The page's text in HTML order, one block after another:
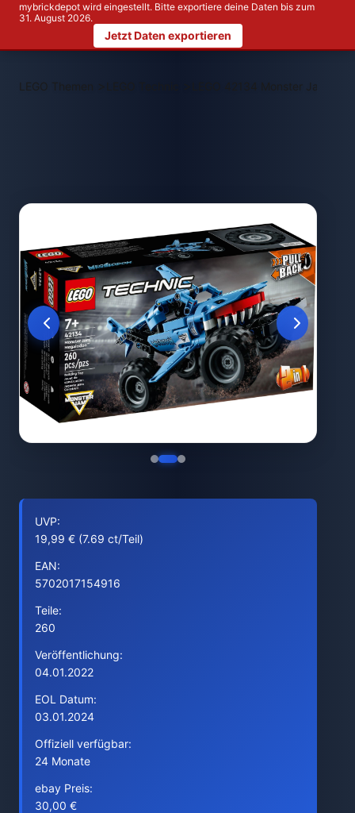
mybrickdepot wird eingestellt. Bitte exportiere deine Daten bis zum
31. August 2026.
Jetzt Daten exportieren
LEGO Themen > LEGO 42134 Monster Jam
UVP:
19,99 € (7.69 ct/Teil)
EAN:
5702017154916
Teile:
260
Veröffentlichung:
04.01.2022
EOL Datum:
03.01.2024
Offiziell verfügbar:
24 Monate
ebay Preis:
30,00 €